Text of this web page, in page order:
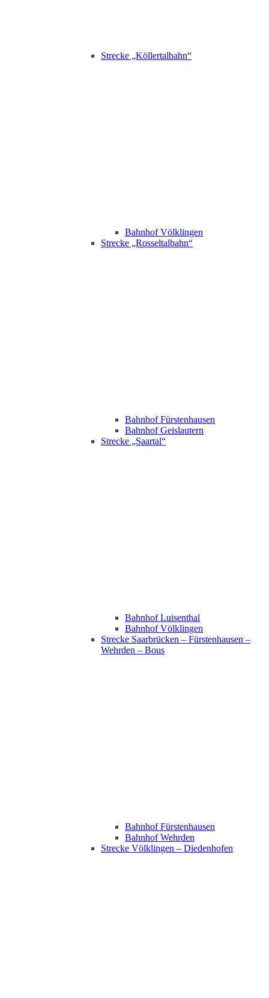
Strecke „Köllertalbahn“
Bahnhof Völklingen
Strecke „Rosseltalbahn“
Bahnhof Fürstenhausen
Bahnhof Geislautern
Strecke „Saartal“
Bahnhof Luisenthal
Bahnhof Völklingen
Strecke Saarbrücken – Fürstenhausen –
Wehrden – Bous
Bahnhof Fürstenhausen
Bahnhof Wehrden
Strecke Völklingen – Diedenhofen